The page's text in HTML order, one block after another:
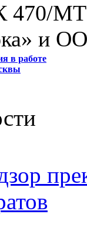
470/
и
в работе